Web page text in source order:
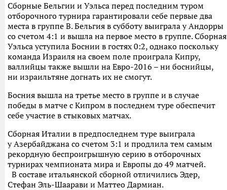
Сборные Бельгии и Уэльса перед последним туром
отборочного турнира гарантировали себе первые два
места в группе B. Бельгия в субботу выиграла у Андорры
со счетом 4:1 и вышла на первое место в группе. Сборная
Уэльса уступила Боснии в гостях 0:2, однако поскольку
команда Израиля на своем поле проиграла Кипру,
валлийцы также вышли на Евро-2016 – ни боснийцы,
ни израильтяне догнать их не смогут.
Босния вышла на третье место в группе и в случае
победы в матче с Кипром в последнем туре обеспечит
себе участие в стыковых матчах.
Сборная Италии в предпоследнем туре выиграла
у Азербайджана со счетом 3:1 и продлила тем самым
рекордную беспроигрышную серию в отборочных
турнирах чемпионата мира и Европы до 49 матчей.
В составе итальянской сборной отличились Эдер,
Стефан Эль-Шаарави и Маттео Дармиан.